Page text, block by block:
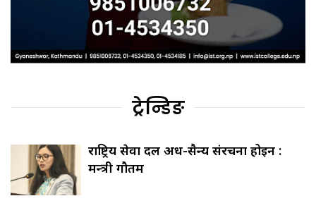
ट्रेन्डिङ
राष्ट्रिय सेवा दल अर्ध-सैन्य संरचना होइन :
मन्त्री गौतम